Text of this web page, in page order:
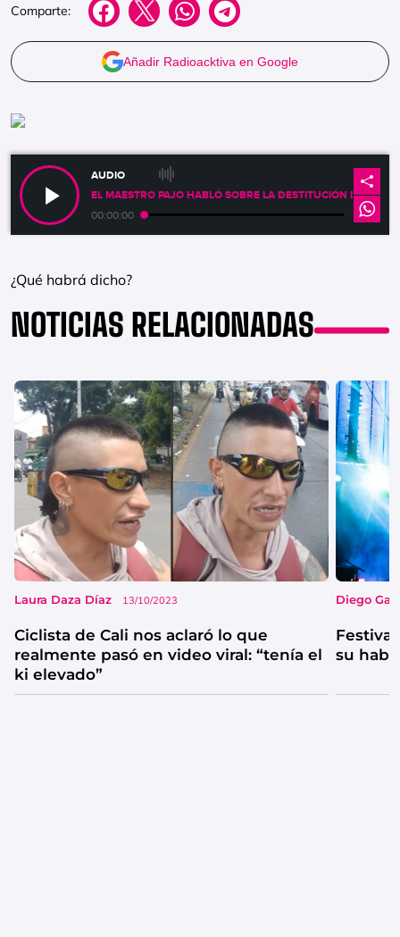
Comparte:
Añadir Radioacktiva en Google
AUDIO
EL MAESTRO PAJO HABLÓ SOBRE LA DESTITUCIÓN DEL
00:00:00
¿Qué habrá dicho?
NOTICIAS RELACIONADAS
Laura Daza Díaz 13/10/2023
Ciclista de Cali nos aclaró lo que
realmente pasó en video viral: “tenía el
ki elevado”
Diego
su